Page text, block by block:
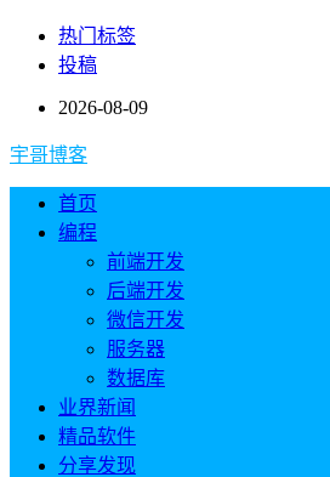
热门标签
投稿
2026-08-09
宇哥博客
首页
编程
前端开发
后端开发
微信开发
服务器
数据库
业界新闻
精品软件
分享发现